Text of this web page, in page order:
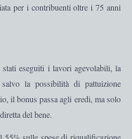
per i contribuenti oltre i 75 anni
eseguiti i lavori agevolabili, la
, salvo la possibilità di pattuizione
il bonus passa agli eredi , ma solo
del bene.
55%sulle spese di riqualificazione